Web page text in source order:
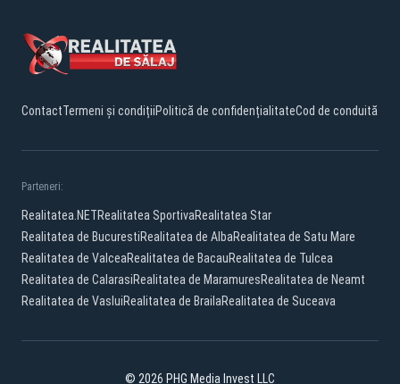
ContactTermeni și condițiiPolitică de confidențialitateCod de conduită
Parteneri:
Realitatea.NETRealitatea SportivaRealitatea Star
Realitatea de BucurestiRealitatea de AlbaRealitatea de Satu Mare
Realitatea de ValceaRealitatea de BacauRealitatea de Tulcea
Realitatea de CalarasiRealitatea de MaramuresRealitatea de Neamt
Realitatea de VasluiRealitatea de BrailaRealitatea de Suceava
© 2026 PHG Media Invest LLC